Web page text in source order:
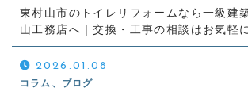
東村山市のトイレリフォームなら一級建
山工務店へ｜交換・工事の相談はお気軽に
2026.01.08
コラム、ブログ